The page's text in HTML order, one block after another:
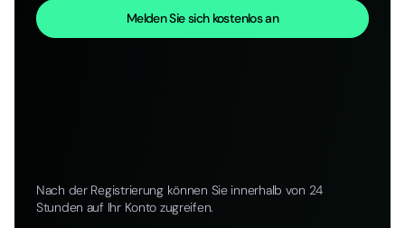
Melden Sie sich kostenlos an
Nach der Registrierung können Sie innerhalb von 24
Stunden auf Ihr Konto zugreifen.